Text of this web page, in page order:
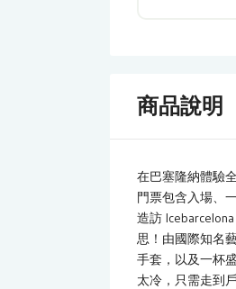
商品說明
在巴塞隆納體驗
門票包含入場、
造訪
思！由國際知名
手套，以及一杯
太冷，只需走到